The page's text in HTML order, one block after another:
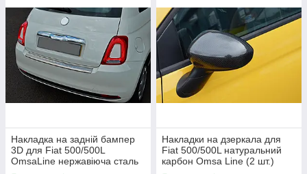
Накладка на задній бампер
3D для Fiat 500/500L
OmsaLine нержавіюча сталь
Накладки на дзеркала для
Fiat 500/500L натуральний
карбон Omsa Line (2 шт.)